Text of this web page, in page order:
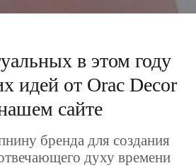
в этом году
идей от Orac Decor
сайте
бренда для создания
духу времени